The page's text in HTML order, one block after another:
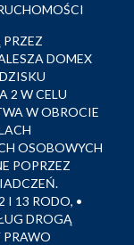
DOMEX
2 W CELU
W OBROCIE
OSOBOWYCH
POPRZEZ
I 13 RODO, •
DROGĄ
PRAWO